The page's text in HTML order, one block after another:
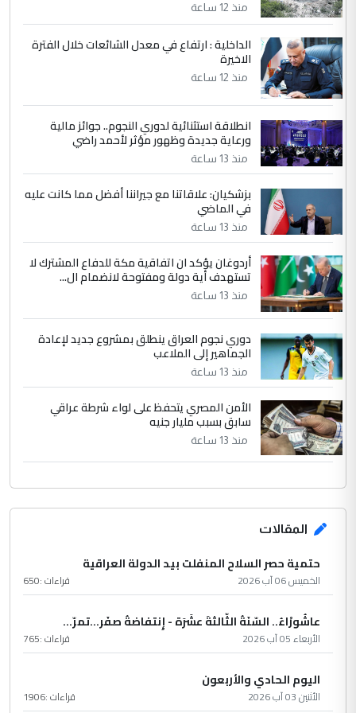
جنسية الرافد الثالث للعراق ومن اصول عريقة
الموضوع :
الجواهري يرد على صدام حسين سل
مضجعيك يابن الزنا (نص كامل)
5 سردار
التعليق : واحد من عصابة علي ماما يسقط
جنسية الرافد الثالث للعراق ومن اصول عريقة
الموضوع :
الجواهري يرد على صدام حسين سل
مضجعيك يابن الزنا (نص كامل)
منذ 12 ساعة
الداخلية : ارتفاع في معدل الشائعات خلال الفترة
الاخيرة
منذ 12 ساعة
انطلاقة استثنائية لدوري النجوم.. جوائز مالية
ورعاية جديدة وظهور مؤثر لأحمد راضي
منذ 13 ساعة
بزشكيان: علاقاتنا مع جيراننا أفضل مما كانت عليه
في الماضي
منذ 13 ساعة
أردوغان يؤكد ان اتفاقية مكة للدفاع المشترك لا
تستهدف أية دولة ومفتوحة لانضمام ال...
منذ 13 ساعة
دوري نجوم العراق ينطلق بمشروع جديد لإعادة
الجماهير إلى الملاعب
منذ 13 ساعة
الأمن المصري يتحفظ على لواء شرطة عراقي
سابق بسبب مليار جنيه
منذ 13 ساعة
المقالات
حتمية حصر السلاح المنفلت بيد الدولة العراقية
الخميس 06 آب 2026 قراءات :650
عاشُورْاءُ.. السّنَةُ الثّالثةَ عشَرَة - إِنتفاضةُ صفَر…تمرّ...
الأربعاء 05 آب 2026 قراءات :765
اليوم الحادي والأربعون
الأثنين 03 آب 2026 قراءات :1906